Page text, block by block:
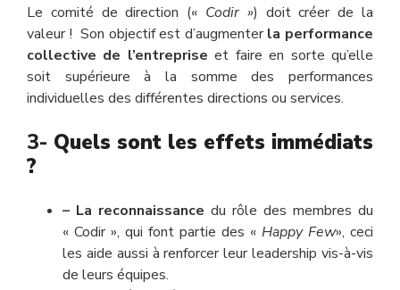
Le comité de direction (« Codir ») doit créer de la
valeur ! Son objectif est d’augmenterla performance
collective de l’entreprise et faire en sorte qu’elle
soit supérieure à la somme des performances
individuelles des différentes directions ou services.
3- Quels sont les effets immédiats
?
– La reconnaissance du rôle des membres du
« Codir », qui font partie des « Happy Few», ceci
les aide aussi à renforcer leur leadership vis-à-vis
de leurs équipes.